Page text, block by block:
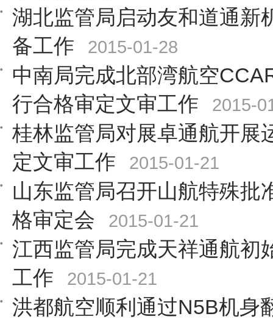
湖北监管局启动友和道通新
备工作
2015-01-28
中南局完成北部湾航空
行合格审定文审工作
2015-
桂林监管局对展卓通航开展
定文审工作
2015-01-21
山东监管局召开山航特殊批
格审定会
2015-01-21
江西监管局完成天祥通航初
工作
2015-01-21
洪都航空顺利通过N5B机身